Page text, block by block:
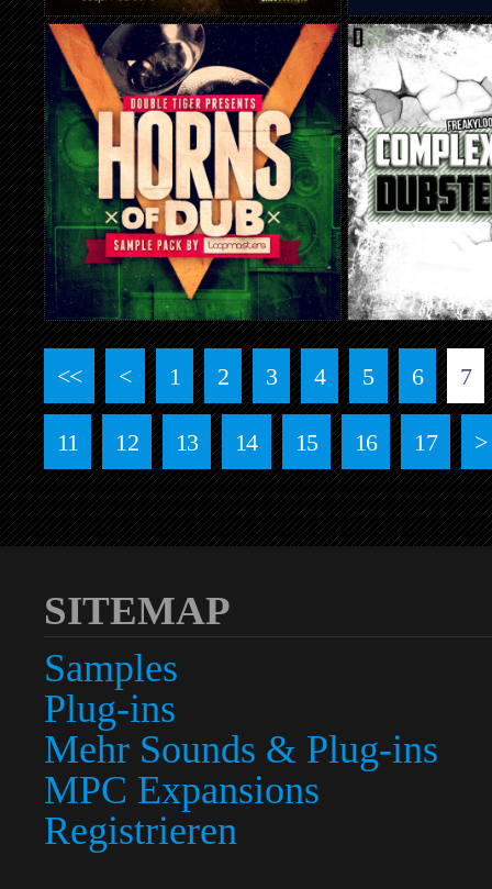
<< < 1 2 3 4 5 6 7
11 12 13 14 15 16 17 >
SITEMAP
Samples
Plug-ins
Mehr Sounds & Plug-ins
MPC Expansions
Registrieren